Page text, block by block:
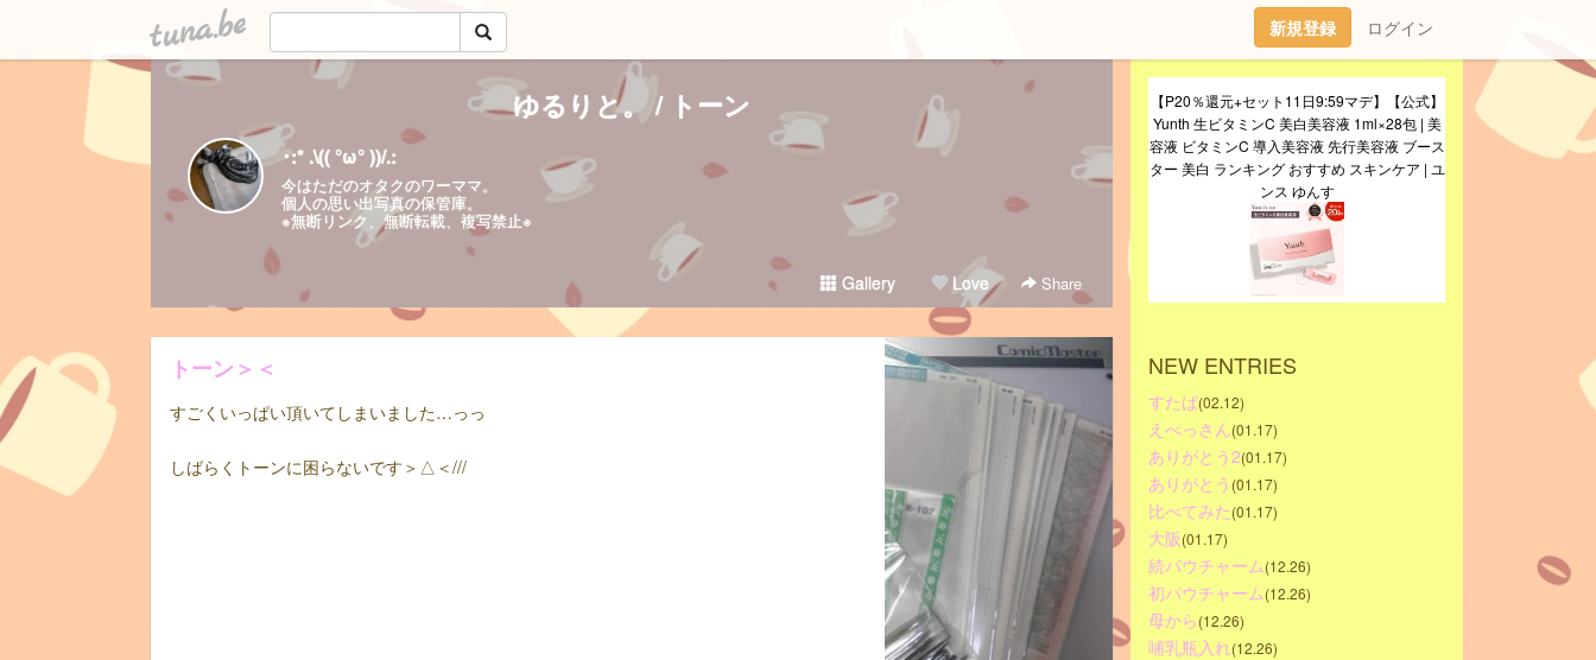
tuna.be 新規登録 ログイン
ゆるりと。 / トーン
･:* .\(( °ω° ))/.:
今はただのオタクのワーママ。
個人の思い出写真の保管庫。
※無断リンク、無断転載、複写禁止※
Gallery Love Share
トーン＞＜
すごくいっぱい頂いてしまいました…っっ
しばらくトーンに困らないです＞△＜///
【P20％還元+セット11日9:59マデ】【公式】
Yunth 生ビタミンC 美白美容液 1ml×28包 | 美
容液 ビタミンC 導入美容液 先行美容液 ブース
ター 美白 ランキング おすすめ スキンケア | ユ
ンス ゆんす
NEW ENTRIES
すたば(02.12)
えべっさん(01.17)
ありがとう2(01.17)
ありがとう (01.17)
比べてみた(01.17)
大阪(01.17)
続パウチャーム(12.26)
初パウチャーム(12.26)
母から(12.26)
哺乳瓶入れ(12.26)